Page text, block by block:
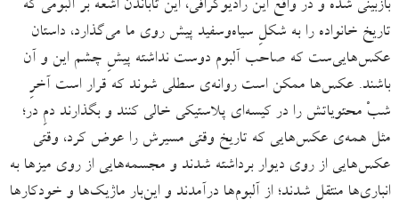
بازبینی شده و در واقع این رادیوگرافی، این تاباندن اشعه بر آلبومی که
تاریخ خانواده را به شکلِ سیاه‌وسفید پیش روی ما می‌گذارد، داستان‌
عکس‌هایی‌ست که صاحب آلبوم دوست نداشته پیشِ چشم این و آن
باشند. عکس‌ها ممکن است روانه‌ی سطلی شوند که قرار است آخرِ
شبْ محتویاتش را در کیسه‌ای پلاستیکی خالی کنند و بگذارند دمِ در؛
مثل همه‌ی عکس‌‌هایی که تاریخ وقتی مسیرش را عوض کرد، وقتی
عکس‌هایی از روی دیوار برداشته شدند و مجسمه‌هایی از روی میزها به
انباری‌ها منتقل شدند؛ از آلبوم‌ها درآمدند و این‌بار ماژیک‌ها و خودکارها